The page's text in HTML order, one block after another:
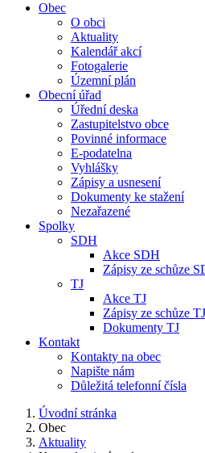
Obec
O obci
Aktuality
Kalendář akcí
Fotogalerie
Územní plán
Obecní úřad
Úřední deska
Zastupitelstvo obce
Povinné informace
E-podatelna
Vyhlášky
Zápisy a usnesení
Dokumenty ke stažení
Nezařazené
Spolky
SDH
Akce SDH
Zápisy ze schůze
TJ
Akce TJ
Zápisy ze schůze TJ
Dokumenty TJ
Kontakt
Kontakty na obec
Napište nám
Důležitá telefonní čísla
Úvodní stránka
Obec
Aktuality